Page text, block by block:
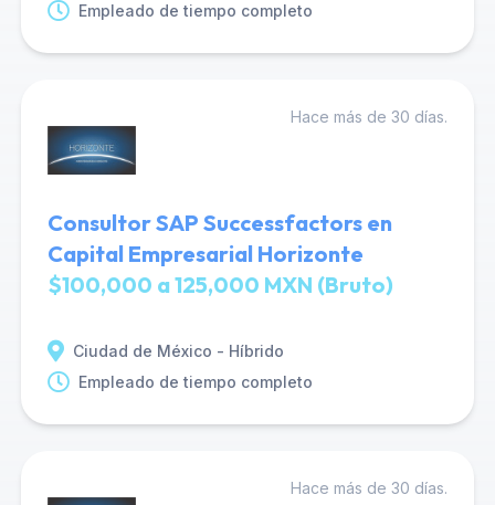
Empleado de tiempo completo
Hace más de 30 días.
Consultor SAP Successfactors en
Capital Empresarial Horizonte
$100,000 a 125,000 MXN (Bruto)
Ciudad de México - Híbrido
Empleado de tiempo completo
Hace más de 30 días.